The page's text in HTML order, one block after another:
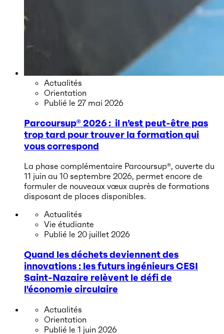
Actualités
Orientation
Publié le 27 mai 2026
Parcoursup® 2026 : il n’est peut-être pas
trop tard pour trouver la formation qui
vous correspond
La phase complémentaire Parcoursup®, ouverte du
11 juin au 10 septembre 2026, permet encore de
formuler de nouveaux vœux auprès de formations
disposant de places disponibles.
Actualités
Vie étudiante
Publié le 20 juillet 2026
Quand les déchets deviennent des
innovations : les futurs ingénieurs CESI
Saint-Nazaire relèvent le défi de
l'économie circulaire
Actualités
Orientation
Publié le 1 juin 2026